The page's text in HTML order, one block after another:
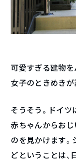
可愛すぎる建物を
女子のときめきが
そうそう。ドイツ
赤ちゃんからおじ
のを見かけます。
どということは